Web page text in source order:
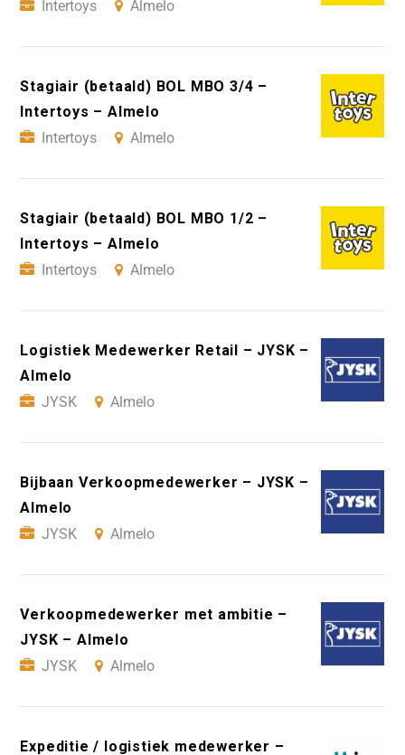
Intertoys
Almelo
Stagiair (betaald) BOL MBO 3/4 –
Intertoys – Almelo
Intertoys
Almelo
Stagiair (betaald) BOL MBO 1/2 –
Intertoys – Almelo
Intertoys
Almelo
Logistiek Medewerker Retail – JYSK –
Almelo
JYSK
Almelo
Bijbaan Verkoopmedewerker – JYSK –
Almelo
JYSK
Almelo
Verkoopmedewerker met ambitie –
JYSK – Almelo
JYSK
Almelo
Expeditie / logistiek medewerker –